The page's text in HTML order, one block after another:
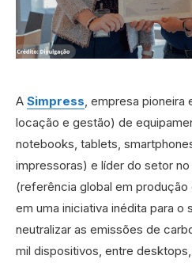
A Simpress , empresa
locação e gestão) de
notebooks, tablets,
impressoras) e líder do setor no
(referência global em produção
em uma iniciativa inédita para o
neutralizar as emissões de
mil dispositivos, entre